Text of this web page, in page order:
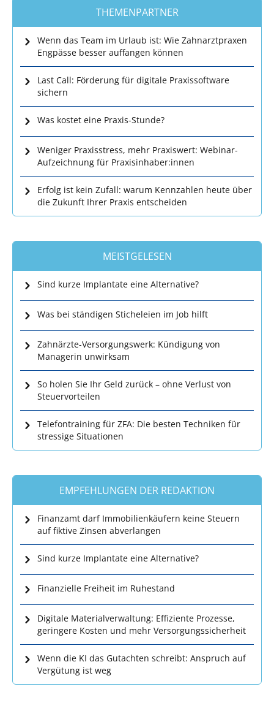
THEMENPARTNER
Wenn das Team im Urlaub ist: Wie Zahnarztpraxen
Engpässe besser auffangen können
Last Call: Förderung für digitale Praxissoftware
sichern
Was kostet eine Praxis-Stunde?
Weniger Praxisstress, mehr Praxiswert: Webinar-
Aufzeichnung für Praxisinhaber:innen
Erfolg ist kein Zufall: warum Kennzahlen heute über
die Zukunft Ihrer Praxis entscheiden
MEISTGELESEN
Sind kurze Implantate eine Alternative?
Was bei ständigen Sticheleien im Job hilft
Zahnärzte-Versorgungswerk: Kündigung von
Managerin unwirksam
So holen Sie Ihr Geld zurück – ohne Verlust von
Steuervorteilen
Telefontraining für ZFA: Die besten Techniken für
stressige Situationen
EMPFEHLUNGEN DER REDAKTION
Finanzamt darf Immobilienkäufern keine Steuern
auf fiktive Zinsen abverlangen
Sind kurze Implantate eine Alternative?
Finanzielle Freiheit im Ruhestand
Digitale Materialverwaltung: Effiziente Prozesse,
geringere Kosten und mehr Versorgungssicherheit
Wenn die KI das Gutachten schreibt: Anspruch auf
Vergütung ist weg